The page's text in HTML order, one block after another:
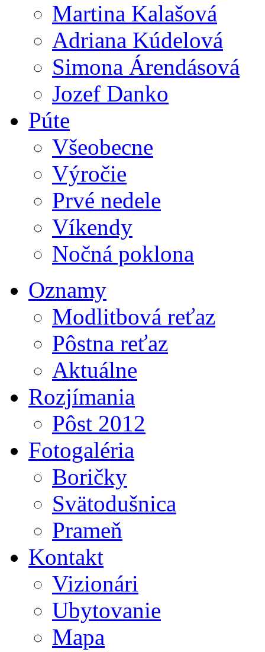
Martina Kalašová
Adriana Kúdelová
Simona Árendásová
Jozef Danko
Púte
Všeobecne
Výročie
Prvé nedele
Víkendy
Nočná poklona
Oznamy
Modlitbová reťaz
Pôstna reťaz
Aktuálne
Rozjímania
Pôst 2012
Fotogaléria
Boričky
Svätodušnica
Prameň
Kontakt
Vizionári
Ubytovanie
Mapa